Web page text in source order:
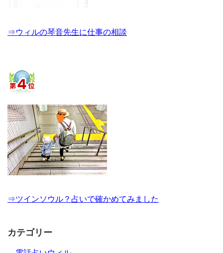
⇒ウィルの琴音先生に仕事の相談
⇒ツインソウル？占いで確かめてみました
カテゴリー